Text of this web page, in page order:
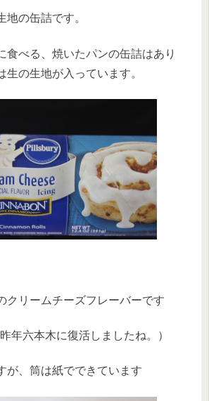
地の缶詰です。
食べる、焼いたパンの缶詰はあり
生の生地が入っています。
クリームチーズフレーバーです
年六本木に復活しましたね。）
が、筒は紙でできています